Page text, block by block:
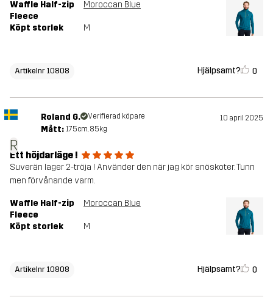
Waffle Half-zip
Fleece
Moroccan Blue
Köpt storlek M
Artikelnr 10808 Hjälpsamt? 0
R
Roland G. Verifierad köpare 10 april 2025
Mått: 175cm, 85kg
Ett höjdarläge !
Suverän lager 2-tröja ! Använder den när jag kör snöskoter. Tunn
men förvånande varm.
Waffle Half-zip
Fleece
Moroccan Blue
Köpt storlek M
Artikelnr 10808 Hjälpsamt? 0